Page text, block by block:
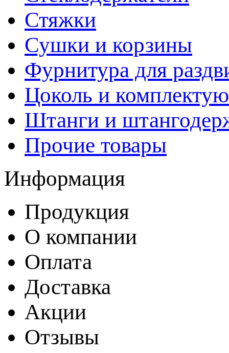
Стяжки
Сушки и корзины
Фурнитура для
Цоколь и
Штанги и
Прочие товары
Информация
Продукция
О компании
Оплата
Доставка
Акции
Отзывы